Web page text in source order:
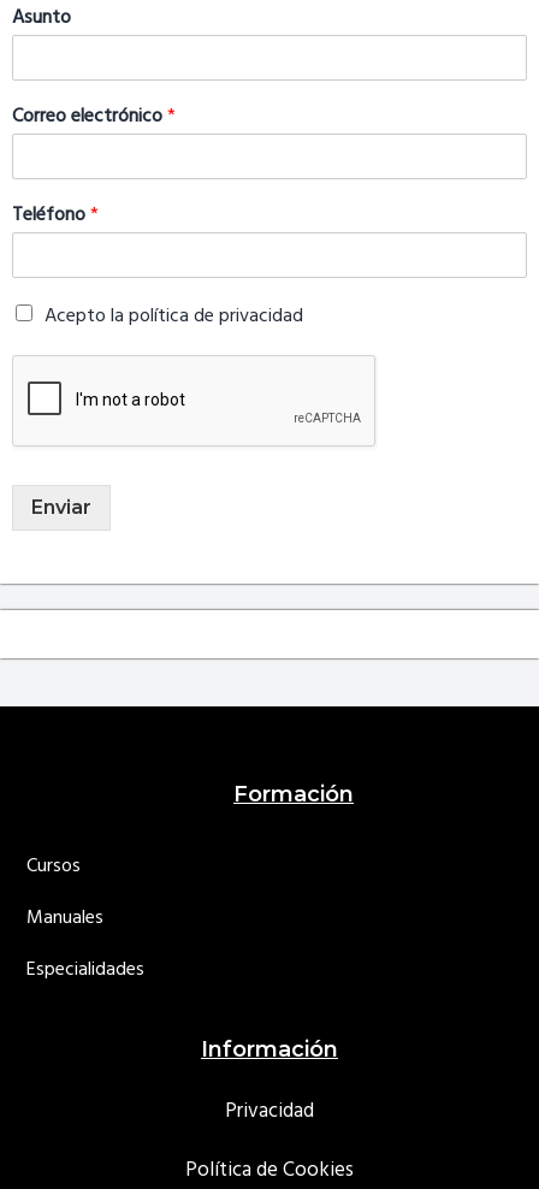
Asunto
Correo electrónico*
Teléfono*
Acepto la política de privacidad
Enviar
Footer
Formación
Cursos
Manuales
Especialidades
Información
Privacidad
Política de Cookies